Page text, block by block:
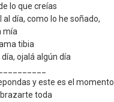
lo que creías
día, como lo he soñado,
mía
tibia
ojalá algún día
y este es el momento
toda